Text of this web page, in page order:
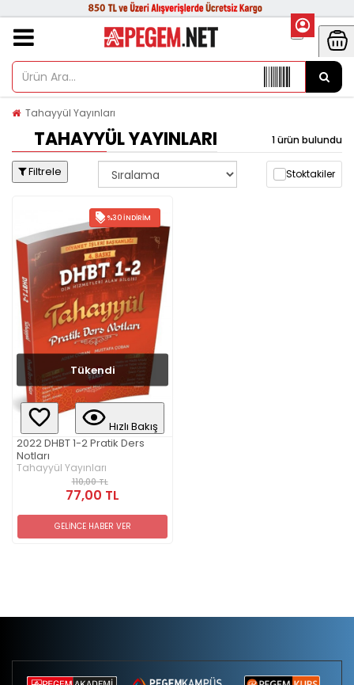
Tahayyül Yayınları
TAHAYYÜL YAYINLARI 1 ürün bulundu
Filtrele Stoktakiler
%30 İNDIRIM
Tükendi
Hızlı Bakış
2022 DHBT 1-2 Pratik Ders
Notları
Tahayyül Yayınları
110,00 TL
77,00 TL
GELİNCE HABER VER